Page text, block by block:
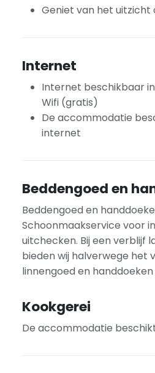
Geniet van het uitzicht
Internet
Internet beschikbaar
Wifi (gratis)
De accommodatie
internet
Beddengoed en
Beddengoed en
Schoonmaakservice voor
uitchecken. Bij een verblijf
bieden wij halverwege het
linnengoed en handdoeken
Kookgerei
De accommodatie